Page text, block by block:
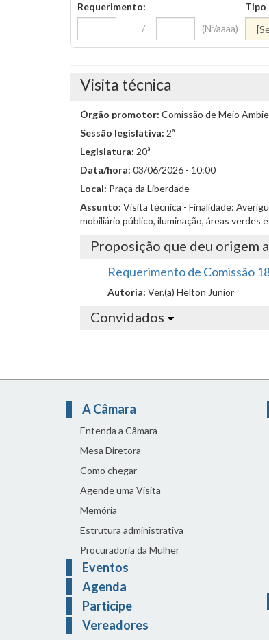
Requerimento:
/
(Nº/aaaa)
Tipo
Visita técnica
Órgão promotor: Comissão de Meio
Sessão legislativa: 2ª
Legislatura: 20ª
Data/hora: 03/06/2026 - 10:00
Local: Praça da Liberdade
Assunto: Visita técnica - Finalidade:
mobiliário público, iluminação, áreas
Proposição que deu origem
Requerimento de Comissão
Autoria: Ver.(a) Helton Junior
Convidados
A Câmara
Entenda a Câmara
Mesa Diretora
Como chegar
Agende uma Visita
Memória
Estrutura administrativa
Procuradoria da Mulher
Eventos
Agenda
Participe
Vereadores